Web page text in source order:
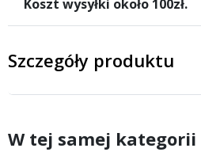
Koszt wysyłki około 100zł.
Szczegóły produktu
W tej samej kategorii